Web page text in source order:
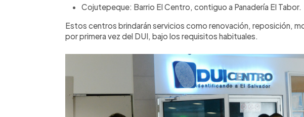
Cojutepeque: Barrio El Centro, contiguo a Panadería El Tabor.
Estos centros brindarán servicios como renovación, reposición,
por primera vez del DUI, bajo los requisitos habituales.